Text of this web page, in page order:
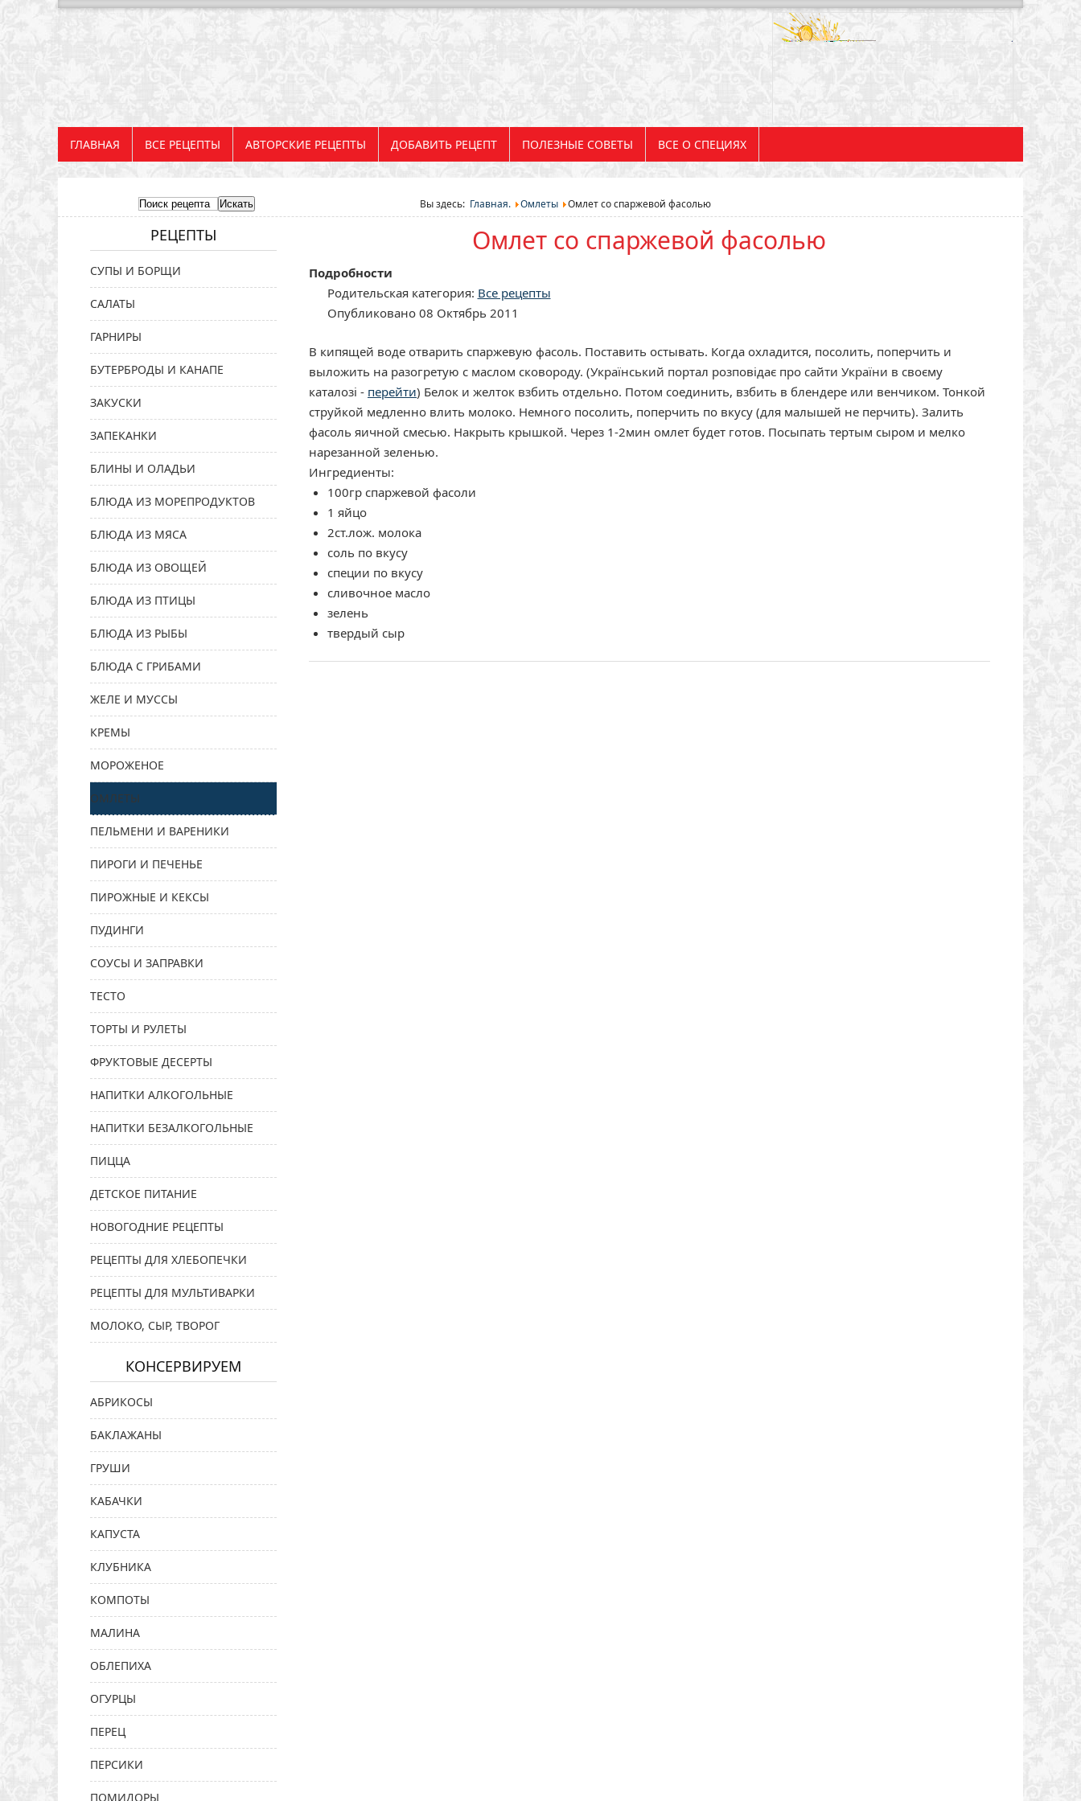
ГЛАВНАЯ ВСЕ РЕЦЕПТЫ АВТОРСКИЕ РЕЦЕПТЫ ДОБАВИТЬ РЕЦЕПТ ПОЛЕЗНЫЕ СОВЕТЫ ВСЕ О СПЕЦИЯХ
Вы здесь: Главная. Омлеты Омлет со спаржевой фасолью
РЕЦЕПТЫ
СУПЫ И БОРЩИ
САЛАТЫ
ГАРНИРЫ
БУТЕРБРОДЫ И КАНАПЕ
ЗАКУСКИ
ЗАПЕКАНКИ
БЛИНЫ И ОЛАДЬИ
БЛЮДА ИЗ МОРЕПРОДУКТОВ
БЛЮДА ИЗ МЯСА
БЛЮДА ИЗ ОВОЩЕЙ
БЛЮДА ИЗ ПТИЦЫ
БЛЮДА ИЗ РЫБЫ
БЛЮДА С ГРИБАМИ
ЖЕЛЕ И МУССЫ
КРЕМЫ
МОРОЖЕНОЕ
ОМЛЕТЫ
ПЕЛЬМЕНИ И ВАРЕНИКИ
ПИРОГИ И ПЕЧЕНЬЕ
ПИРОЖНЫЕ И КЕКСЫ
ПУДИНГИ
СОУСЫ И ЗАПРАВКИ
ТЕСТО
ТОРТЫ И РУЛЕТЫ
ФРУКТОВЫЕ ДЕСЕРТЫ
НАПИТКИ АЛКОГОЛЬНЫЕ
НАПИТКИ БЕЗАЛКОГОЛЬНЫЕ
ПИЦЦА
ДЕТСКОЕ ПИТАНИЕ
НОВОГОДНИЕ РЕЦЕПТЫ
РЕЦЕПТЫ ДЛЯ ХЛЕБОПЕЧКИ
РЕЦЕПТЫ ДЛЯ МУЛЬТИВАРКИ
МОЛОКО, СЫР, ТВОРОГ
КОНСЕРВИРУЕМ
АБРИКОСЫ
БАКЛАЖАНЫ
ГРУШИ
КАБАЧКИ
КАПУСТА
КЛУБНИКА
КОМПОТЫ
МАЛИНА
ОБЛЕПИХА
ОГУРЦЫ
ПЕРЕЦ
ПЕРСИКИ
ПОМИДОРЫ
Омлет со спаржевой фасолью
Подробности
Родительская категория: Все рецепты
Опубликовано 08 Октябрь 2011
В кипящей воде отварить спаржевую фасоль. Поставить остывать. Когда охладится, посолить, поперчить и
выложить на разогретую с маслом сковороду. (Український портал розповідає про сайти України в своєму
каталозі - перейти) Белок и желток взбить отдельно. Потом соединить, взбить в блендере или венчиком. Тонкой
струйкой медленно влить молоко. Немного посолить, поперчить по вкусу (для малышей не перчить). Залить
фасоль яичной смесью. Накрыть крышкой. Через 1-2мин омлет будет готов. Посыпать тертым сыром и мелко
нарезанной зеленью.
Ингредиенты:
100гр спаржевой фасоли
1 яйцо
2ст.лож. молока
соль по вкусу
специи по вкусу
сливочное масло
зелень
твердый сыр